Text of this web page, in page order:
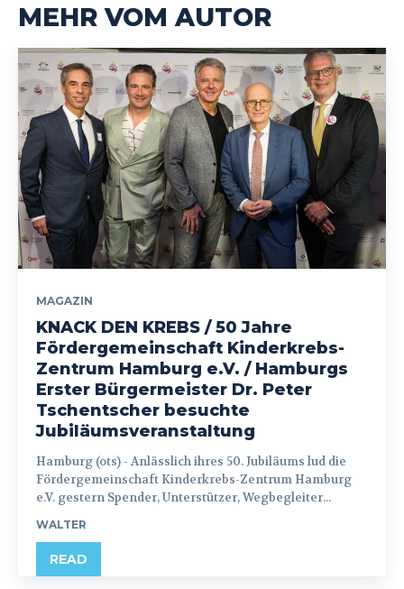
MEHR VOM AUTOR
MAGAZIN
KNACK DEN KREBS / 50 Jahre
Fördergemeinschaft Kinderkrebs-
Zentrum Hamburg e.V. / Hamburgs
Erster Bürgermeister Dr. Peter
Tschentscher besuchte
Jubiläumsveranstaltung
Hamburg (ots) - Anlässlich ihres 50. Jubiläums lud die
Fördergemeinschaft Kinderkrebs-Zentrum Hamburg
e.V. gestern Spender, Unterstützer, Wegbegleiter...
WALTER
READ